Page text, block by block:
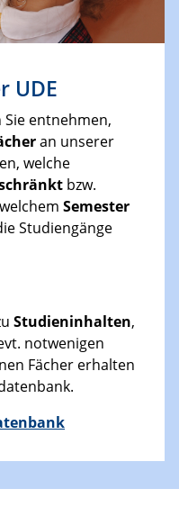
UDE
entnehmen,
an unserer
welche
bzw.
Semester
Studiengänge
Studieninhalten,
notwenigen
Fächer erhalten